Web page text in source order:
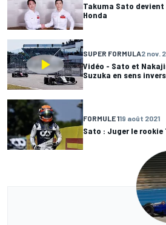
Takuma Sato
Honda
SUPER FORMULA2 nov.
Vidéo - Sato et
Suzuka en sens
FORMULE 119 août 2021
Sato : Juger le